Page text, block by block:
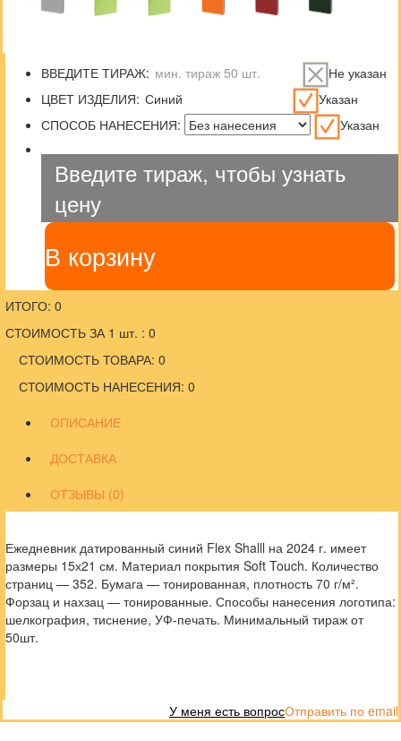
ВВЕДИТЕ ТИРАЖ:
Не указан
ЦВЕТ ИЗДЕЛИЯ:
Указан
СПОСОБ НАНЕСЕНИЯ:
Указан
Введите тираж, чтобы узнать
цену
В корзину
ИТОГО: 0
СТОИМОСТЬ ЗА 1 шт. : 0
СТОИМОСТЬ ТОВАРА: 0
СТОИМОСТЬ НАНЕСЕНИЯ: 0
ОПИСАНИЕ
ДОСТАВКА
ОТЗЫВЫ (0)
Ежедневник датированный синий Flex Shalll на 2024 г. имеет
размеры 15х21 см. Материал покрытия Soft Touch. Количество
страниц — 352. Бумага — тонированная, плотность 70 г/м².
Форзац и нахзац — тонированные. Способы нанесения логотипа:
шелкография, тиснение, УФ-печать. Минимальный тираж от
50шт.
Отправить по email
У меня есть вопрос